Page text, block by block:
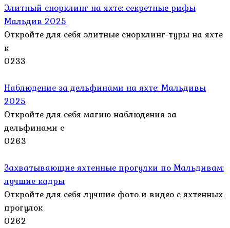
Элитный снорклинг на яхте: секретные рифы
Мальдив 2025
Откройте для себя элитные снорклинг-туры на яхте
к
0233
Наблюдение за дельфинами на яхте: Мальдивы
2025
Откройте для себя магию наблюдения за
дельфинами с
0263
Захватывающие яхтенные прогулки по Мальдивам:
лучшие кадры
Откройте для себя лучшие фото и видео с яхтенных
прогулок
0262